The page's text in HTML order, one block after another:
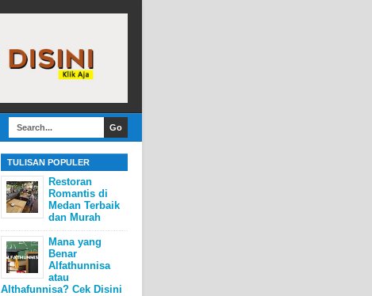
TULISAN POPULER
Restoran
Romantis di
Medan Terbaik
dan Murah
Mana yang
Benar
Alfathunnisa
atau
Althafunnisa? Cek Disini